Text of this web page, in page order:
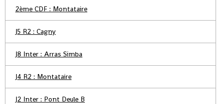
2ème CDF : Montataire
J5 R2 : Cagny
J8 Inter : Arras Simba
J4 R2 : Montataire
J2 Inter : Pont Deule B